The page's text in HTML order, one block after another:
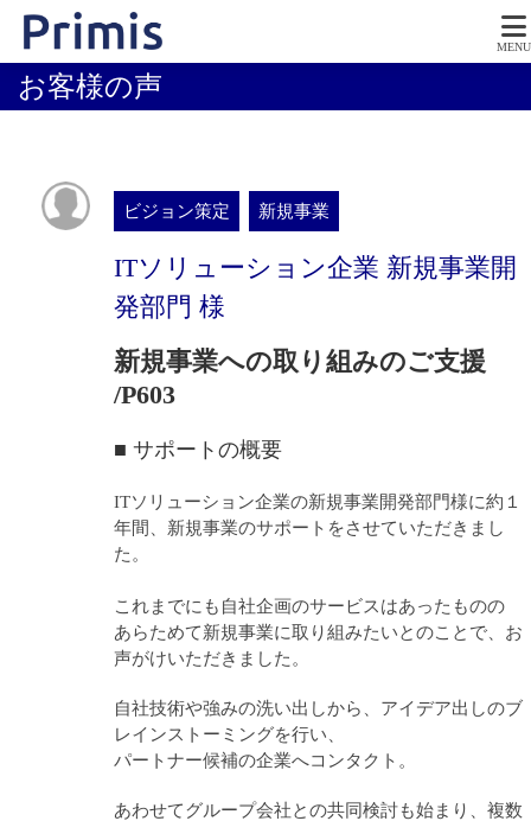
MENU
お客様の声
ビジョン策定 新規事業
ITソリューション企業 新規事業開
発部門 様
新規事業への取り組みのご支援
/P603
■ サポートの概要
ITソリューション企業の新規事業開発部門様に約１
年間、新規事業のサポートをさせていただきまし
た。
これまでにも自社企画のサービスはあったものの
あらためて新規事業に取り組みたいとのことで、お
声がけいただきました。
自社技術や強みの洗い出しから、アイデア出しのブ
レインストーミングを行い、
パートナー候補の企業へコンタクト。
あわせてグループ会社との共同検討も始まり、複数